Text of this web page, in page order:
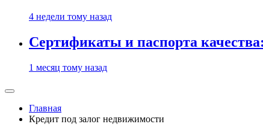
4 недели тому назад
Сертификаты и паспорта
1 месяц тому назад
Главная
Кредит под залог недвижимости